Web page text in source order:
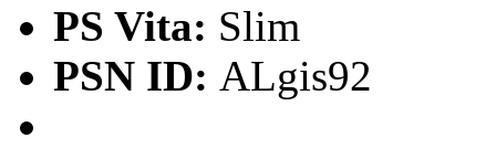
PS Vita: Slim
PSN ID: ALgis92